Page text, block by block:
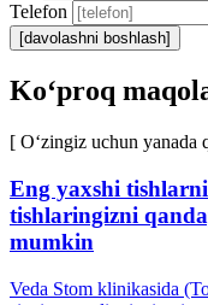
Telefon
[davolashni boshlash]
Ko‘proq
[ O‘zingiz uchun
Eng yaxshi
tishlaringizni
mumkin
Veda Stom klinikasida